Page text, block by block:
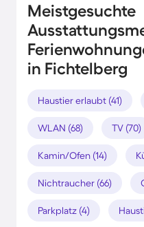
Meistgesuchte
in Fichtelberg
Haustier erlaubt (41)
WLAN (68) TV (70)
Kamin/Ofen (14)
Nichtraucher (66)
Parkplatz (4)